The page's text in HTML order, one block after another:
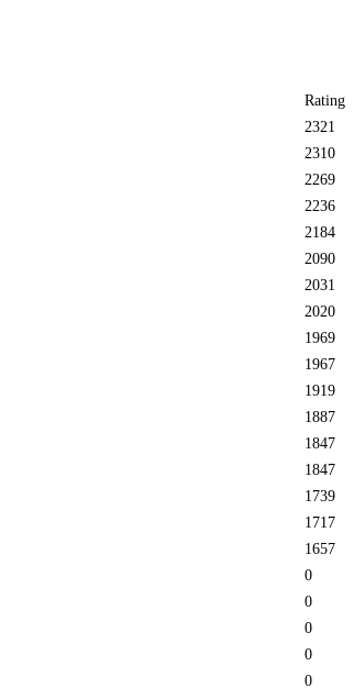
Rating
2321
2310
2269
2236
2184
2090
2031
2020
1969
1967
1919
1887
1847
1847
1739
1717
1657
0
0
0
0
0